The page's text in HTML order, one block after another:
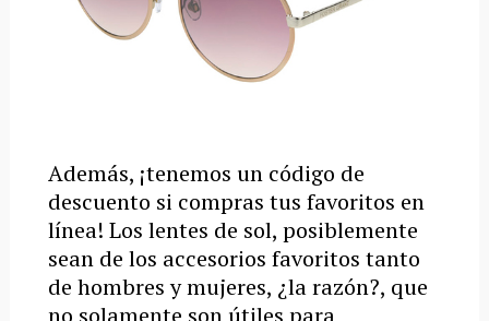
Además, ¡tenemos un código de
descuento si compras tus favoritos en
línea! Los lentes de sol, posiblemente
sean de los accesorios favoritos tanto
de hombres y mujeres, ¿la razón?, que